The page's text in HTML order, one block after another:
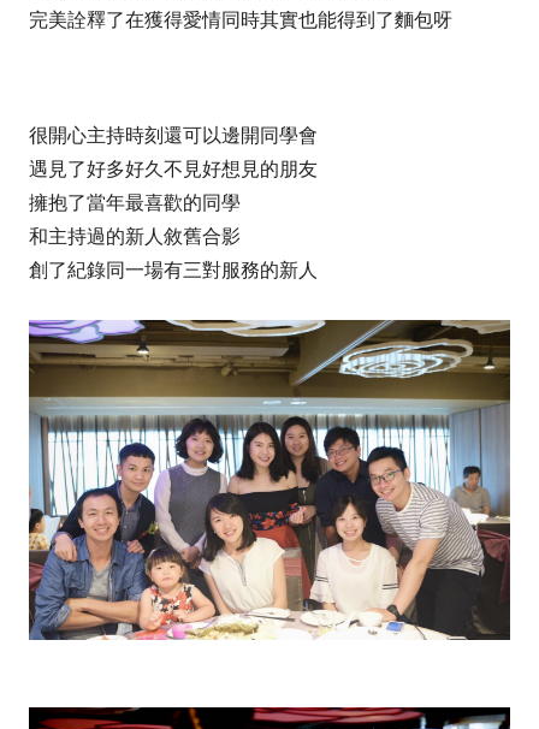
完美詮釋了在獲得愛情同時其實也能得到了麵包呀
很開心主持時刻還可以邊開同學會
遇見了好多好久不見好想見的朋友
擁抱了當年最喜歡的同學
和主持過的新人敘舊合影
創了紀錄同一場有三對服務的新人